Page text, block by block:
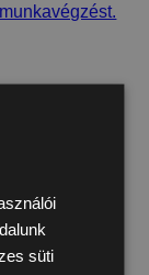
vagy
süti